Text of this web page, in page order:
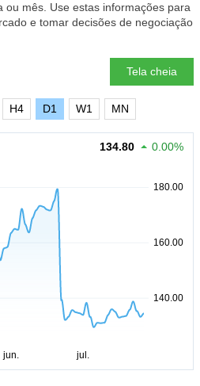
ou mês. Use estas informações para
e tomar decisões de negociação
Tela cheia
H4 D1 W1 MN
134.80 0.00%